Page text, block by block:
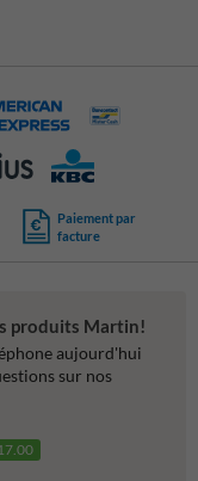
Paiement par
facture
produits Martin!
aujourd'hui
sur nos